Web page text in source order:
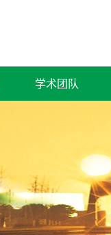
学术团队